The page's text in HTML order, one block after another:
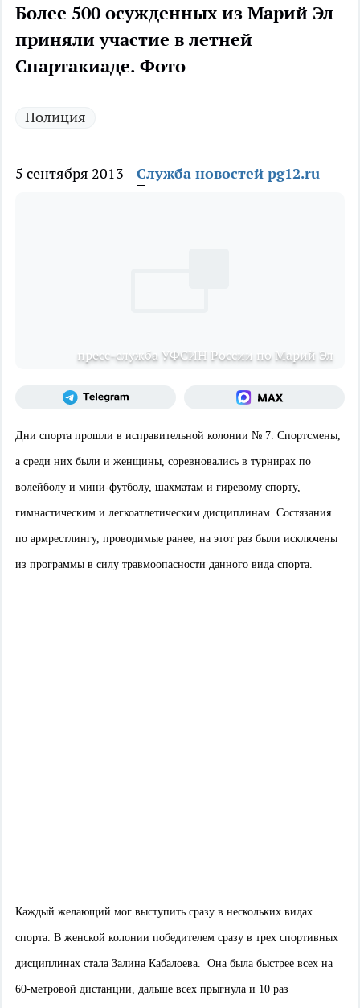
Более 500 осужденных из Марий Эл
приняли участие в летней
Спартакиаде. Фото
Полиция
5 сентября 2013 Служба новостей pg12.ru
пресс-служба УФСИН России по Марий Эл
Дни спорта прошли в исправительной колонии № 7. Спортсмены,
а среди них были и женщины, соревновались в турнирах по
волейболу и мини-футболу, шахматам и гиревому спорту,
гимнастическим и легкоатлетическим дисциплинам. Состязания
по армрестлингу, проводимые ранее, на этот раз были исключены
из программы в силу травмоопасности данного вида спорта.
Каждый желающий мог выступить сразу в нескольких видах
спорта. В женской колонии победителем сразу в трех спортивных
дисциплинах стала Залина Кабалоева. Она была быстрее всех на
60-метровой дистанции, дальше всех прыгнула и 10 раз